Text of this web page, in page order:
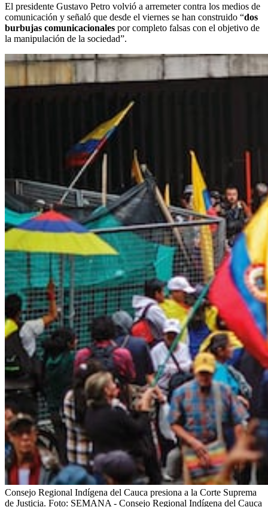
El presidente Gustavo Petro volvió a arremeter contra los medios de
comunicación y señaló que desde el viernes se han construido “dos
burbujas comunicacionales por completo falsas con el objetivo de
la manipulación de la sociedad”.
Consejo Regional Indígena del Cauca presiona a la Corte Suprema
de Justicia. Foto: SEMANA - Consejo Regional Indígena del Cauca